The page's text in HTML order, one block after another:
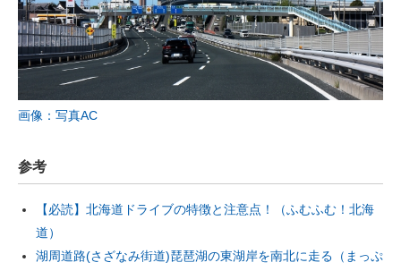
画像：写真AC
参考
【必読】北海道ドライブの特徴と注意点！（ふむふむ！北海
道）
湖周道路(さざなみ街道)琵琶湖の東湖岸を南北に走る（まっぷ